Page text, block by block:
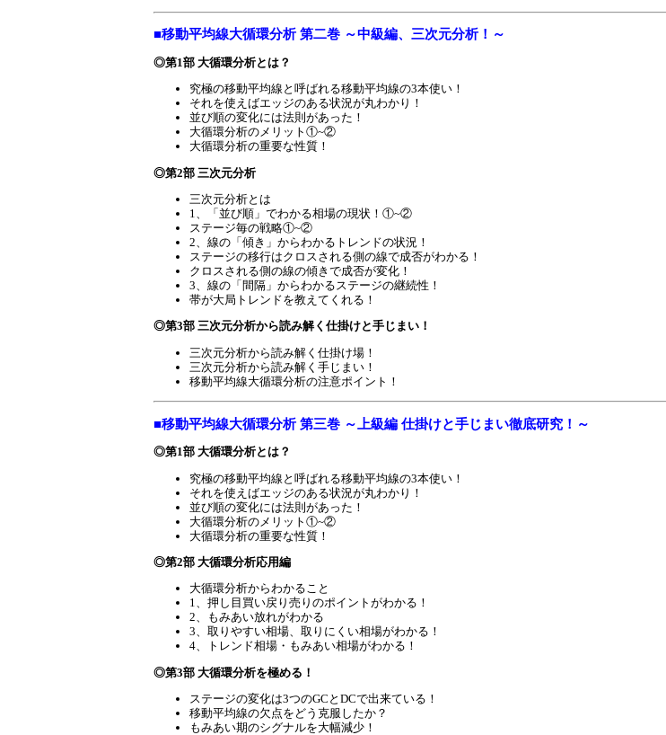
■移動平均線大循環分析 第二巻 ～中級編、三次元分析！～
◎第1部 大循環分析とは？
究極の移動平均線と呼ばれる移動平均線の3本使い！
それを使えばエッジのある状況が丸わかり！
並び順の変化には法則があった！
大循環分析のメリット①~②
大循環分析の重要な性質！
◎第2部 三次元分析
三次元分析とは
1、「並び順」でわかる相場の現状！①~②
ステージ毎の戦略①~②
2、線の「傾き」からわかるトレンドの状況！
ステージの移行はクロスされる側の線で成否がわかる！
クロスされる側の線の傾きで成否が変化！
3、線の「間隔」からわかるステージの継続性！
帯が大局トレンドを教えてくれる！
◎第3部 三次元分析から読み解く仕掛けと手じまい！
三次元分析から読み解く仕掛け場！
三次元分析から読み解く手じまい！
移動平均線大循環分析の注意ポイント！
■移動平均線大循環分析 第三巻 ～上級編 仕掛けと手じまい徹底研究！～
◎第1部 大循環分析とは？
究極の移動平均線と呼ばれる移動平均線の3本使い！
それを使えばエッジのある状況が丸わかり！
並び順の変化には法則があった！
大循環分析のメリット①~②
大循環分析の重要な性質！
◎第2部 大循環分析応用編
大循環分析からわかること
1、押し目買い戻り売りのポイントがわかる！
2、もみあい放れがわかる
3、取りやすい相場、取りにくい相場がわかる！
4、トレンド相場・もみあい相場がわかる！
◎第3部 大循環分析を極める！
ステージの変化は3つのGCとDCで出来ている！
移動平均線の欠点をどう克服したか？
もみあい期のシグナルを大幅減少！